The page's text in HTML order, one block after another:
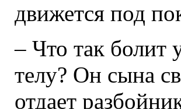
движется под
– Что так болит
телу? Он сына
отдает